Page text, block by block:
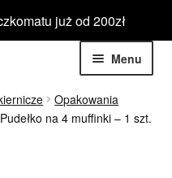
już od 200zł
Menu
menu
Opakowania
na 4 muffinki – 1 szt.